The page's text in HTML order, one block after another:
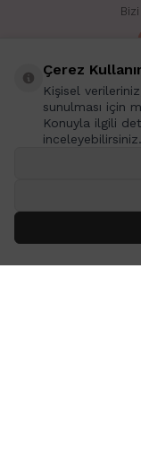
İçerikler
Markalar
Adres & İletişim
Çerez
Kişisel
sunulması için
Konuyla ilgili
inceleyebilirsiniz.